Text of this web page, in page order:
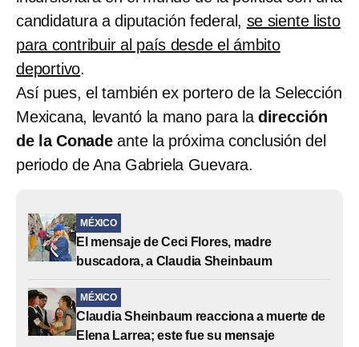
candidatura a diputación federal, se siente listo
para contribuir al país desde el ámbito
deportivo.
Así pues, el también ex portero de la Selección
Mexicana, levantó la mano para ladirección
de la Conadeante la próxima conclusión del
periodo de Ana Gabriela Guevara.
MÉXICO
El mensaje de Ceci Flores, madre
buscadora, a Claudia Sheinbaum
MÉXICO
Claudia Sheinbaum reacciona a muerte de
Elena Larrea; este fue su mensaje